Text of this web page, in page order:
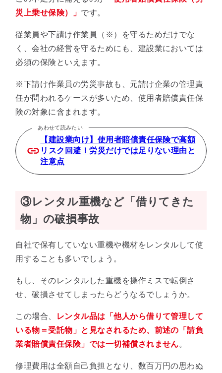
災上乗せ保険）」 です。
従業員や下請け作業員（※）を守るためだけでな
く、会社の経営を守るためにも、建設業においては
必須の保険といえます。
※下請け作業員の労災事故も、元請け企業の管理責
任が問われるケースが多いため、使用者賠償責任保
険の対象に含まれます。
あわせて読みたい
【建設業向け】使用者賠償責任保険で高額
リスク回避！労災だけでは足りない理由と
注意点
③レンタル重機など「借りてきた
物」の破損事故
自社で保有していない重機や機材をレンタルして使
用することも多いでしょう。
もし、そのレンタルした重機を操作ミスで転倒さ
せ、破損させてしまったらどうなるでしょうか。
この場合、
レンタル品は「他人から借りて管理して
いる物＝受託物」と見なされるため、前述の「請負
業者賠償責任保険」では一切補償されません。
修理費用は全額自己負担となり、数百万円の思わぬ